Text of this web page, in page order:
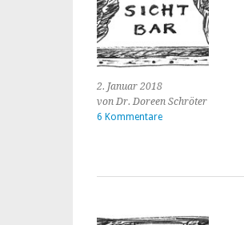
2. Januar 2018
von Dr. Doreen Schröter
6 Kommentare